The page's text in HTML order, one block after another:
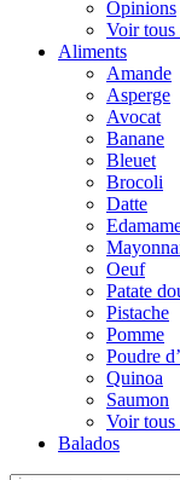
Opinions
Voir tous
Aliments
Amande
Asperge
Avocat
Banane
Bleuet
Brocoli
Datte
Oeuf
Patate
Pistache
Pomme
Poudre
Quinoa
Saumon
Voir tous
Balados